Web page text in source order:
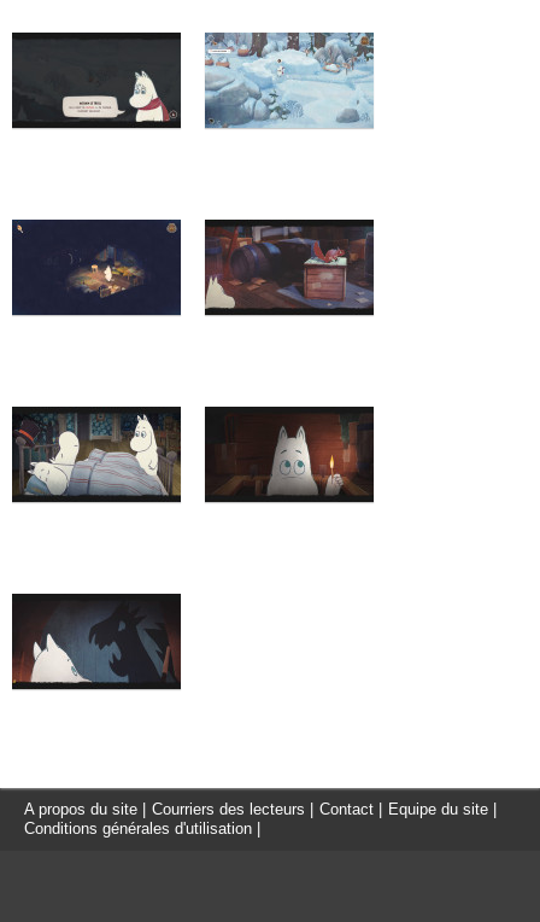
A propos du site Courriers des lecteurs Contact Equipe du site
Conditions générales d'utilisation